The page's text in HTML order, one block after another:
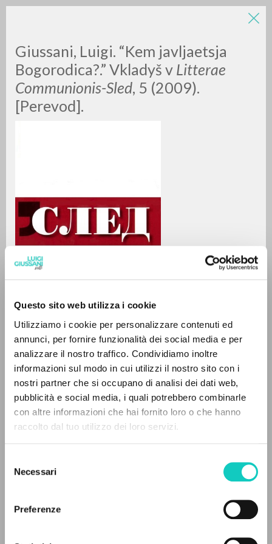
Questo sito web utilizza i cookie
Utilizziamo i cookie per personalizzare contenuti ed
annunci, per fornire funzionalità dei social media e per
analizzare il nostro traffico. Condividiamo inoltre
informazioni sul modo in cui utilizzi il nostro sito con i
nostri partner che si occupano di analisi dei dati web,
pubblicità e social media, i quali potrebbero combinarle
con altre informazioni che hai fornito loro o che hanno
raccolto dal tuo utilizzo dei loro servizi.
delNecessari
Preferenze
Giussani, Luigi. “Kem javljaetsja
Bogorodica?.” Vkladyš v Litterae
Communionis-Sled, 5 (2009).
[Perevod].
Giussani LuigiAutor
Ruso
Litterae Communionis-Sled
2009
Páginas: 4
LUIGI
GIUSSANI
BÚSQUEDA AVANZADA »
0DOCUMENTOS ENCONTRADOS
RESULTADOS SUCESIVOS